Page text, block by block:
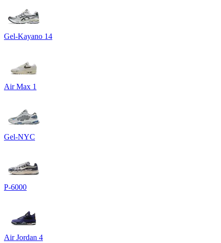
Gel-Kayano 14
Air Max 1
Gel-NYC
P-6000
Air Jordan 4